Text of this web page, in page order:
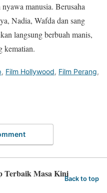
manusia. Berusaha
Nadia, Wafda dan sang
langsung berbuah manis,
kematian.
, Film Hollywood, Film Perang,
Terbaik Masa KiniBack to top